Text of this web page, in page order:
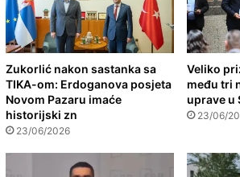
Zukorlić nakon sastanka sa
TIKA-om: Erdoganova posjeta
Novom Pazaru imaće
historijski zn
23/06/2026
Veliko
među tri
uprave u
23/06/